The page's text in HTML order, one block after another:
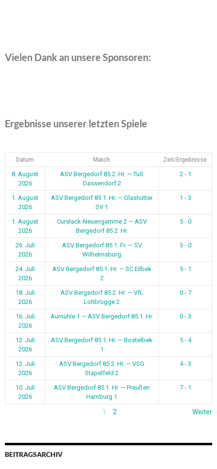
Vielen Dank an unsere Sponsoren:
Ergebnisse unserer letzten Spiele
Datum Match Zeit/Ergebnisse
8. August
2026
ASV Bergedorf 85 2. Hr. — TuS
Dassendorf 2
2 - 1
1. August
2026
ASV Bergedorf 85 1. Hr. — Glashütter
SV 1
1 - 3
1. August
2026
Curslack-Neuengamme 2 — ASV
Bergedorf 85 2. Hr.
5 - 0
26. Juli
2026
ASV Bergedorf 85 1. Fr. — SV
Wilhelmsburg
3 - 0
24. Juli
2026
ASV Bergedorf 85 1. Hr. — SC Eilbek
2
5 - 1
18. Juli
2026
ASV Bergedorf 85 2. Hr. — VfL
Lohbrügge 2
0 - 7
16. Juli
2026
Aumühle 1 — ASV Bergedorf 85 1. Hr. 0 - 3
12. Juli
2026
ASV Bergedorf 85 1. Hr. — Bostelbek
1
5 - 4
12. Juli
2026
ASV Bergedorf 85 2. Hr. — VSG
Stapelfeld 2
4 - 3
10. Juli
2026
ASV Bergedorf 85 1. Hr. — Preußen
Hamburg 1
7 - 1
1 2 Weiter
BEITRAGSARCHIV